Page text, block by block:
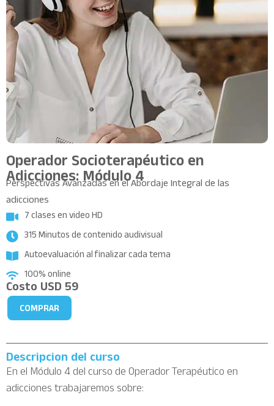
Operador Socioterapéutico en
Adicciones: Módulo 4
Perspectivas Avanzadas en el Abordaje Integral de las
adicciones
7 clases en video HD
315 Minutos de contenido audivisual
Autoevaluación al finalizar cada tema
100% online
Costo USD 59
COMPRAR
Descripcion del curso
En el Módulo 4 del curso de Operador Terapéutico en
adicciones trabajaremos sobre: